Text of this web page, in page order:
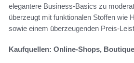
elegantere Business-Basics zu
überzeugt mit funktionalen Stoffen wie
sowie einem überzeugenden Preis-
Kaufquellen: Online-Shops,